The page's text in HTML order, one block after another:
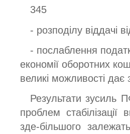
345
- розподілу віддачі
- послаблення
економії оборотних
великі можливості
Результати зусиль
проблем
зде-більшого